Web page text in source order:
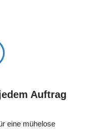
Auftrag
eine mühelose